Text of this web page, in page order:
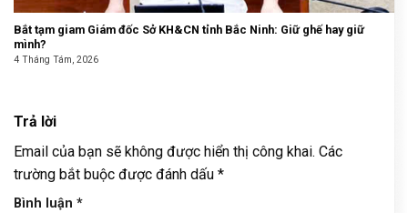
Bắt tạm giam Giám đốc Sở KH&CN tỉnh Bắc Ninh: Giữ ghế hay giữ
mình?
4 Tháng Tám, 2026
Trả lời
Email của bạn sẽ không được hiển thị công khai. Các
trường bắt buộc được đánh dấu *
Bình luận *